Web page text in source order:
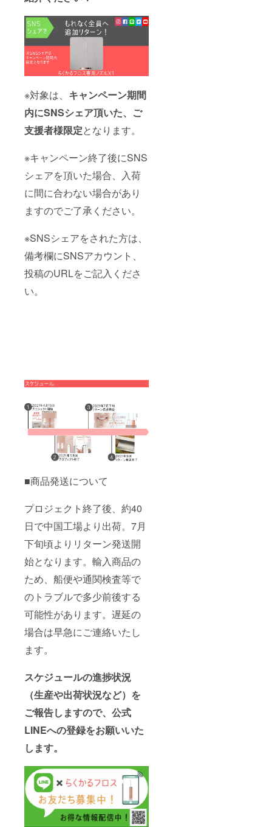
※対象は、 キャンペーン期間
内にSNSシェア頂いた、ご
支援者様限定となります。
※キャンペーン終了後にSNS
シェアを頂いた場合、入荷
に間に合わない場合があり
ますのでご了承ください。
※SNSシェアをされた方は、
備考欄にSNSアカウント、
投稿のURLをご記入くださ
い。
■商品発送について
プロジェクト終了後、約40
日で中国工場より出荷。7月
下旬頃よりリターン発送開
始となります。輸入商品の
ため、船便や通関検査等で
のトラブルで多少前後する
可能性があります。遅延の
場合は早急にご連絡いたし
ます。
スケジュールの進捗状況
（生産や出荷状況など）を
ご報告しますので、 公式
LINEへの登録をお願いいた
します。